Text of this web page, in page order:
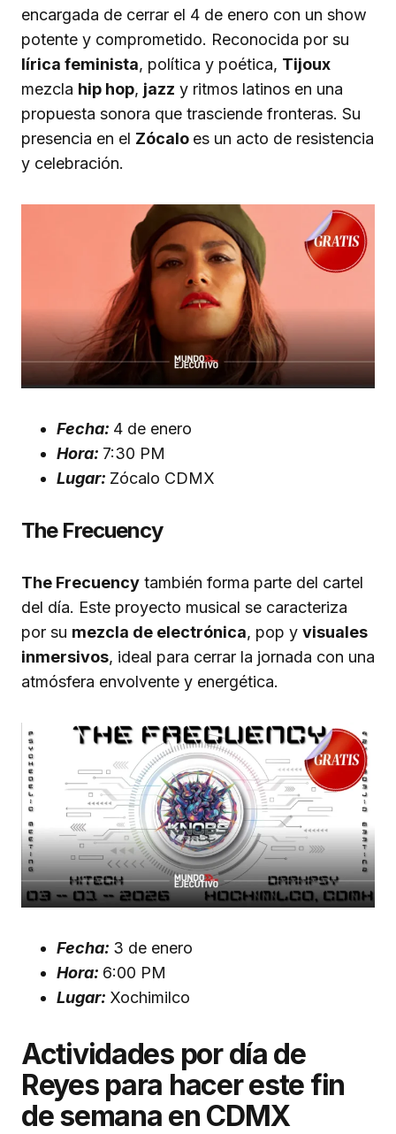
encargada de cerrar el 4 de enero con un show
potente y comprometido. Reconocida por su
lírica feminista, política y poética, Tijoux
mezcla hip hop, jazz y ritmos latinos en una
propuesta sonora que trasciende fronteras. Su
presencia en el Zócalo es un acto de resistencia
y celebración.
Fecha: 4 de enero
Hora: 7:30 PM
Lugar: Zócalo CDMX
The Frecuency
The Frecuency también forma parte del cartel
del día. Este proyecto musical se caracteriza
por su mezcla de electrónica, pop y visuales
inmersivos, ideal para cerrar la jornada con una
atmósfera envolvente y energética.
Fecha: 3 de enero
Hora: 6:00 PM
Lugar: Xochimilco
Actividades por día de
Reyes para hacer este fin
de semana en CDMX